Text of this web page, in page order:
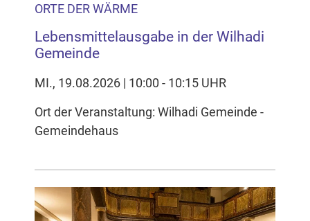
ORTE DER WÄRME
Lebensmittelausgabe in der Wilhadi
Gemeinde
MI., 19.08.2026 | 10:00 - 10:15 UHR
Ort der Veranstaltung: Wilhadi Gemeinde -
Gemeindehaus